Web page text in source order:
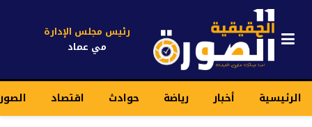
رئيس مجلس الإدارة
مي عماد
الرئيسية أخبار رياضة حوادث اقتصاد